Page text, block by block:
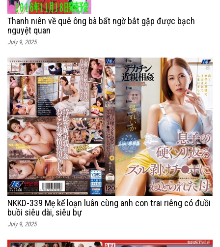
Thanh niên về quê ông bà bất ngờ bắt gặp được bạch
nguyệt quan
July 9, 2025
NKKD-339 Mẹ kế loạn luân cùng anh con trai riêng có đuồi
buồi siêu dài, siêu bự
July 9, 2025